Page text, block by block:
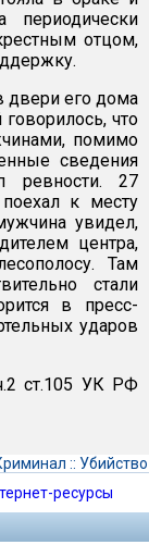
отцом,
двери его дома
что
помимо
сведения
ревности. 27
к месту
увидел,
центра,
Там
стали
в пресс-
ударов
ст.105 УК РФ
:: Убийство
ресурсы